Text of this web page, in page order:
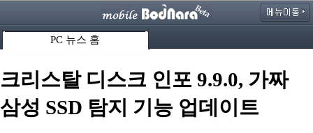
PC 뉴스 홈
크리스탈 디스크 인포 9.9.0, 가짜
삼성 SSD 탐지 기능 업데이트